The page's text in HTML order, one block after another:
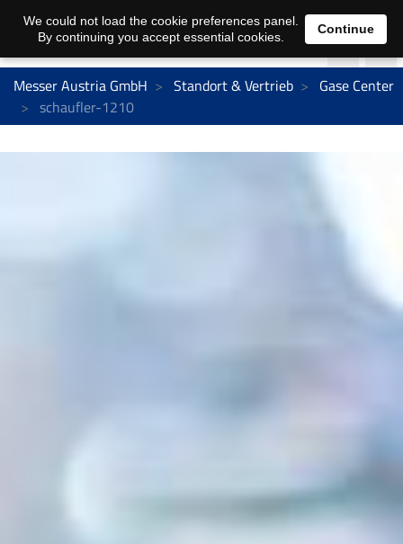
Messer Austria GmbH Standort & Vertrieb
Gase Center
schaufler-1210
We could not load the cookie preferences panel.
By continuing you accept essential cookies.
Continue